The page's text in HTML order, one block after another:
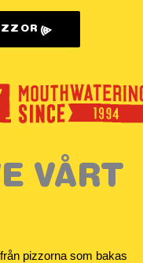
VÅRT
pizzorna som bakas